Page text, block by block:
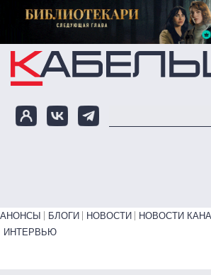
Перейти к основному содержанию
Primary links bottom
АНОНСЫ БЛОГИ НОВОСТИ НОВОСТИ
ИНТЕРВЬЮ